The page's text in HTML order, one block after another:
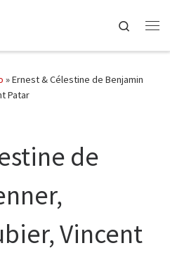
Search
»Ernest & Célestine de Benjamin
Patar
de
Vincent